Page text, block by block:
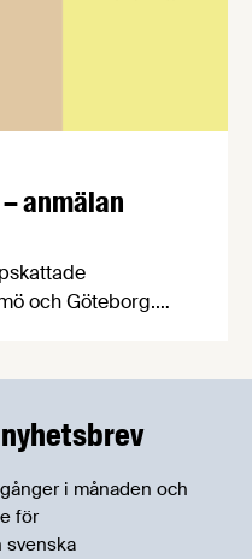
anmälan
och Göteborg.
i månaden och
för
svenska